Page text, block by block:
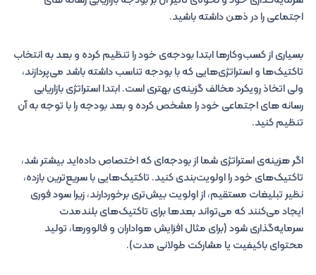
اجتماعی را در ذهن داشته باشید.
بسیاری از کسب‌وکارها ابتدا بودجه‌ی خود را تنظیم کرده و بعد به انتخاب
تاکتیک‌ها و استراتژی‌هایی که با بودجه تناسب داشته باشد می‌پردازند،
ولی اتخاذ رویکرد مخالف گزینه‌ی بهتری است. ابتدا استراتژی بازاریابی
رسانه های اجتماعی خود را مشخص کرده و بعد بودجه را با توجه به آن
تنظیم کنید.
اگر هزینه‌ی استراتژی شما از بودجه‌ای که اختصاص داده‌اید بیشتر شد،
تاکتیک‌های خود را اولویت‌بندی کنید. تاکتیک‌هایی با سریع‌ترین بازده،
نظیر تبلیغات مستقیم، از اولویت بیش‌تری برخوردارند، زیرا سود فوری
ایجاد می‌کنند که می‌تواند بعدها برای تاکتیک‌های بلندمدت
سرمایه‌گذاری شود (برای مثال افزایش هواداران و فالوورها، تولید
محتوای باکیفیت یا مشارکت طولانی مدت).